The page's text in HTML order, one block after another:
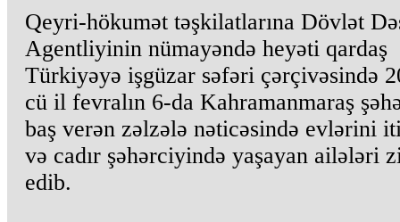
Qeyri-hökumət təşkilatlarına Dövlət
Agentliyinin nümayəndə heyəti qardaş
Türkiyəyə işgüzar səfəri çərçivəsində
cü il fevralın 6-da Kahramanmaraş
baş verən zəlzələ nəticəsində evlərini
və cadır şəhərciyində yaşayan ailələri
edib.